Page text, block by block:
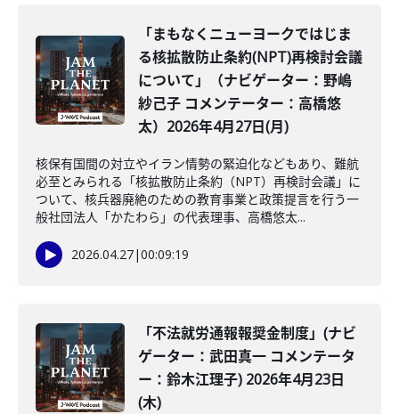
「まもなくニューヨークではじま
る核拡散防止条約(NPT)再検討会議
について」（ナビゲーター：野嶋
紗己子 コメンテーター：高橋悠
太）2026年4月27日(月)
核保有国間の対立やイラン情勢の緊迫化などもあり、難航
必至とみられる「核拡散防止条約（NPT）再検討会議」に
ついて、核兵器廃絶のための教育事業と政策提言を行う一
般社団法人「かたわら」の代表理事、高橋悠太...
2026.04.27|00:09:19
「不法就労通報報奨金制度」(ナビ
ゲーター：武田真一 コメンテータ
ー：鈴木江理子) 2026年4月23日
(木)